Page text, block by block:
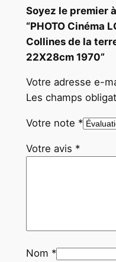
0
Soyez le premier
“PHOTO Cinéma
Collines de la
22X28cm 1970”
Votre adresse e-
Les champs
Votre note *
Votre avis *
Nom *